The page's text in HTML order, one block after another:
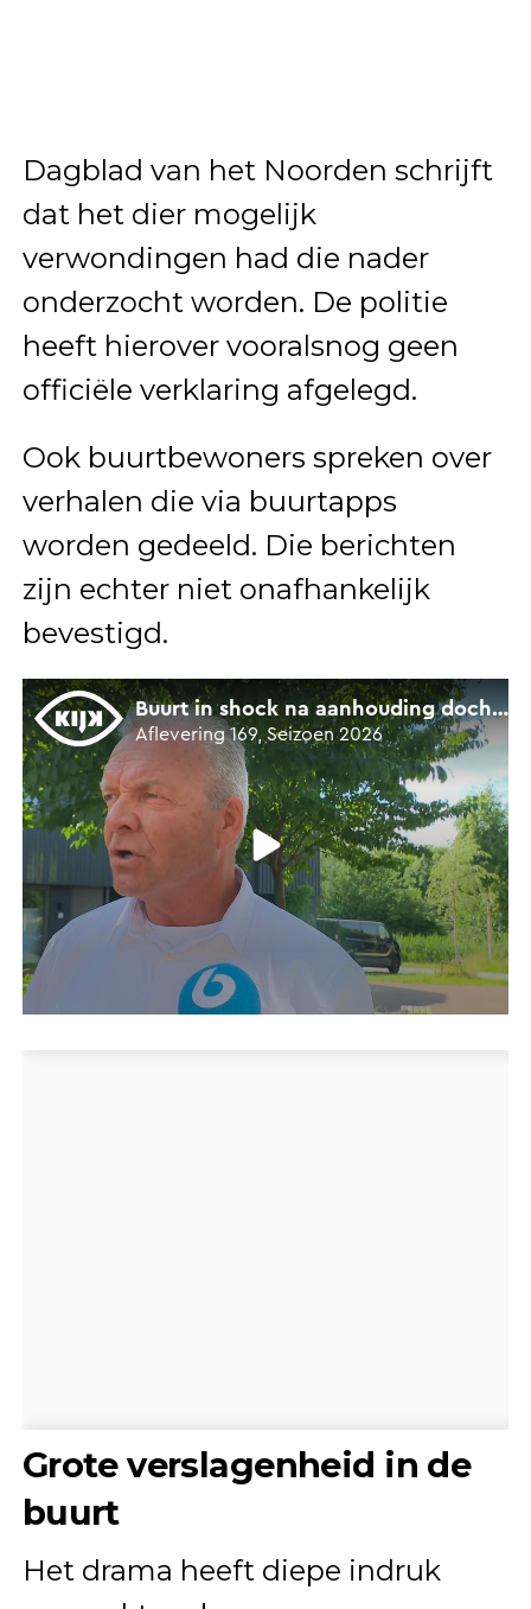
Dagblad van het Noorden schrijft
dat het dier mogelijk
verwondingen had die nader
onderzocht worden. De politie
heeft hierover vooralsnog geen
officiële verklaring afgelegd.
Ook buurtbewoners spreken over
verhalen die via buurtapps
worden gedeeld. Die berichten
zijn echter niet onafhankelijk
bevestigd.
Grote verslagenheid in de
buurt
Het drama heeft diepe indruk